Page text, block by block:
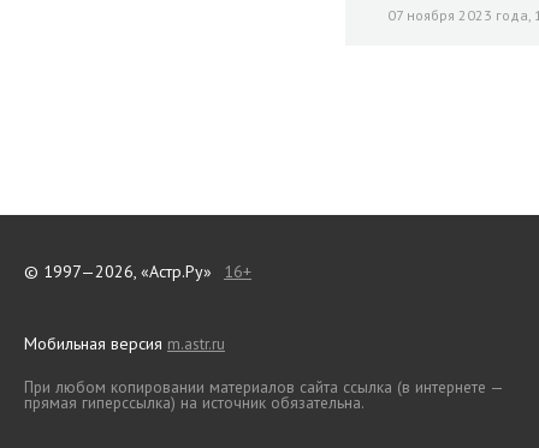
07 ноября 2023 года,
© 1997—2026, «Астр.Ру» 16+
Мобильная версия m.astr.ru
При любом копировании материалов сайта ссылка (в интернете —
прямая гиперссылка) на источник обязательна.